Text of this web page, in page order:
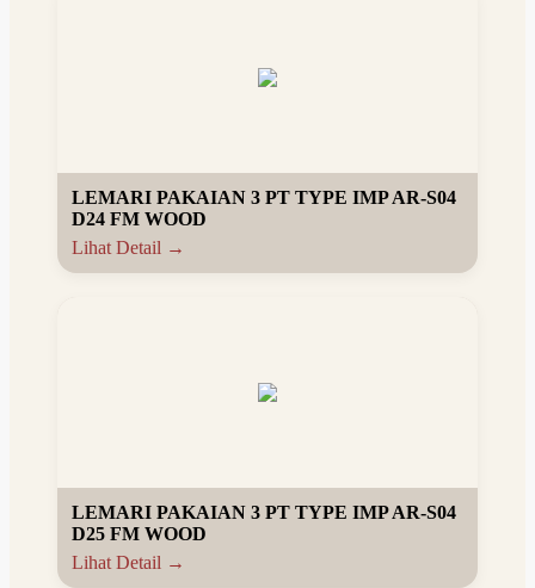
LEMARI PAKAIAN 3 PT TYPE IMP AR-S04
D24 FM WOOD
Lihat Detail →
LEMARI PAKAIAN 3 PT TYPE IMP AR-S04
D25 FM WOOD
Lihat Detail →